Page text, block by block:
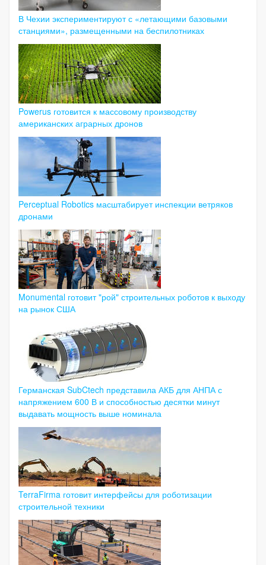
В Чехии экспериментируют с «летающими базовыми
станциями», размещенными на беспилотниках
Powerus готовится к массовому производству
американских аграрных дронов
Perceptual Robotics масштабирует инспекции ветряков
дронами
Monumental готовит "рой" строительных роботов к выходу
на рынок США
Германская SubCtech представила АКБ для АНПА с
напряжением 600 В и способностью десятки минут
выдавать мощность выше номинала
TerraFirma готовит интерфейсы для роботизации
строительной техники